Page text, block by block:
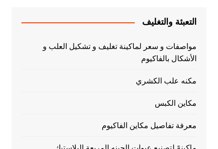
التعبئة والتغليف
مواصفات و سعر لماكينة تغليف و تشكيل العلب و
الأشكال بالفاكيوم
مكنه علب الكشري
مكاين الكبس
معرفة تفاصيل مكاين الفاكيوم